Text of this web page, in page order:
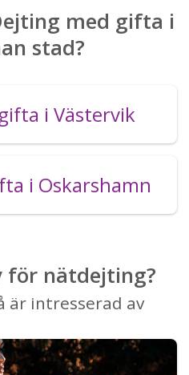
med gifta i
stad?
i Västervik
i Oskarshamn
för nätdejting?
är intresserad av